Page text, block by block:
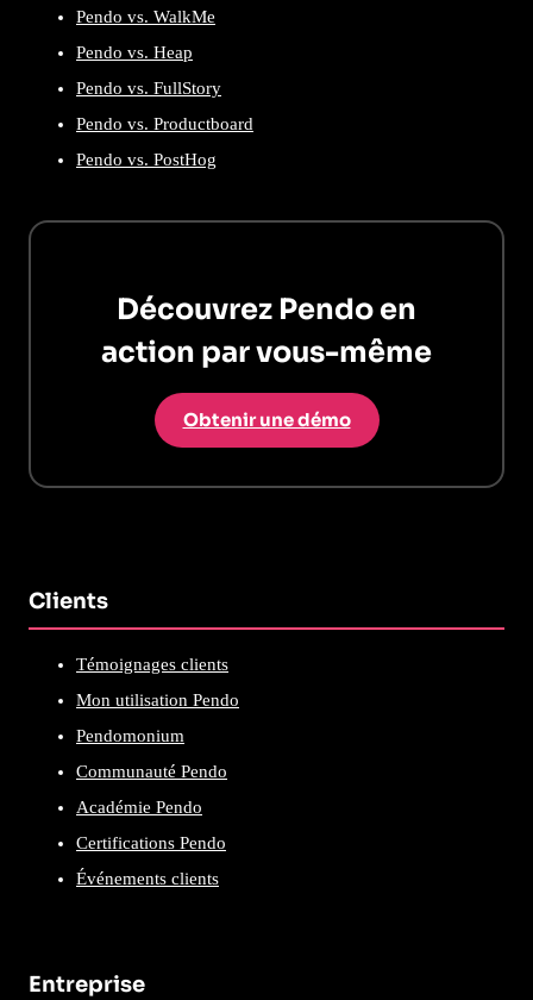
Pendo vs. WalkMe
Pendo vs. Heap
Pendo vs. FullStory
Pendo vs. Productboard
Pendo vs. PostHog
Découvrez Pendo en
action par vous-même
Obtenir une démo
Clients
Témoignages clients
Mon utilisation Pendo
Pendomonium
Communauté Pendo
Académie Pendo
Certifications Pendo
Événements clients
Entreprise